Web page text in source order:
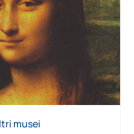
musei